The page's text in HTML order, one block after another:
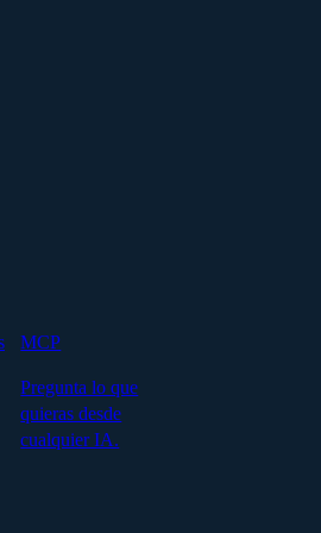
MCP
Pregunta lo que
quieras desde
cualquier IA.